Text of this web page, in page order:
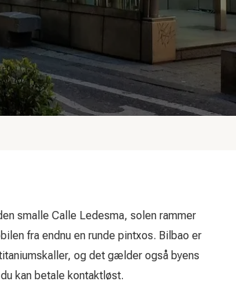
smalle Calle Ledesma, solen rammer
fra endnu en runde pintxos. Bilbao er
og det gælder også byens
kan betale kontaktløst.